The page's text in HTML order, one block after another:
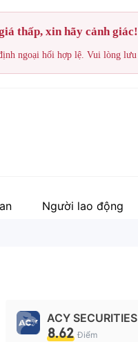
thấp, xin hãy cảnh giác!
ngoại hối hợp lệ. Vui lòng
Người lao động
ACY SECURITIES
8.62 Điểm